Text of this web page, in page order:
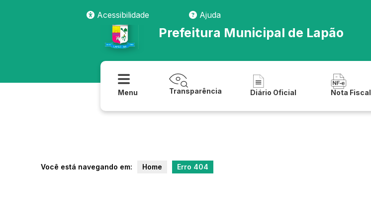
Acessibilidade
Ajuda
Prefeitura Municipal de Lapão
Menu Transparência Diário Oficial Nota Fiscal
Você está navegando em: Home Erro 404